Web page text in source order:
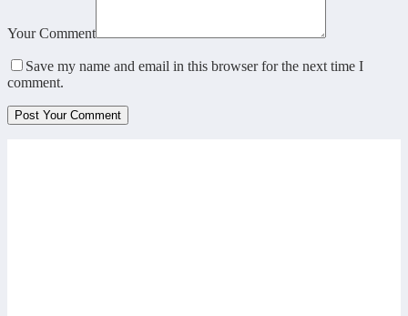
Your Comment
Save my name and email in this browser for the next time I
comment.